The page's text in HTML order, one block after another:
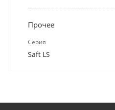
Прочее
Серия
Saft LS